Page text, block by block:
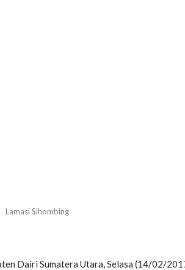
Lamasi Sihombing
Dairi Sumatera Utara, Selasa (14/02/